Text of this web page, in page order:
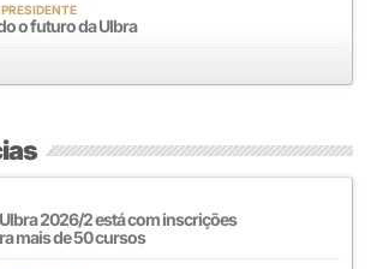
o futuro da Ulbra
2026/2 está com inscrições
mais de 50 cursos